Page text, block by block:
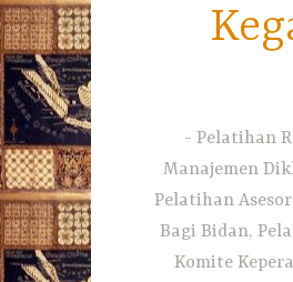
Pelatihan
Manajemen
Pelatihan
Bagi Bidan,
Komite